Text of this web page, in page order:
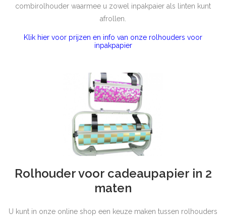
combirolhouder waarmee u zowel inpakpaier als linten kunt
afrollen.
Klik hier voor prijzen en info van onze rolhouders voor
inpakpapier
Rolhouder voor cadeaupapier in 2
maten
U kunt in onze online shop een keuze maken tussen rolhouders